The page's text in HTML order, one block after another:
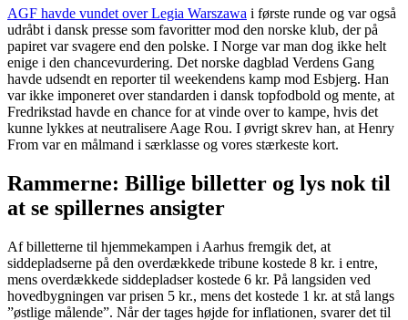
AGF havde vundet over Legia Warszawa i første runde og var også
udråbt i dansk presse som favoritter mod den norske klub, der på
papiret var svagere end den polske. I Norge var man dog ikke helt
enige i den chancevurdering. Det norske dagblad Verdens Gang
havde udsendt en reporter til weekendens kamp mod Esbjerg. Han
var ikke imponeret over standarden i dansk topfodbold og mente, at
Fredrikstad havde en chance for at vinde over to kampe, hvis det
kunne lykkes at neutralisere Aage Rou. I øvrigt skrev han, at Henry
From var en målmand i særklasse og vores stærkeste kort.
Rammerne: Billige billetter og lys nok til
at se spillernes ansigter
Af billetterne til hjemmekampen i Aarhus fremgik det, at
siddepladserne på den overdækkede tribune kostede 8 kr. i entre,
mens overdækkede siddepladser kostede 6 kr. På langsiden ved
hovedbygningen var prisen 5 kr., mens det kostede 1 kr. at stå langs
”østlige målende”. Når der tages højde for inflationen, svarer det til